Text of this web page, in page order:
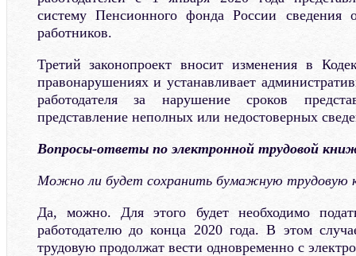
систему Пенсионного фонда России сведения
работников.
Третий законопроект вносит изменения в
правонарушениях и устанавливает
работодателя за нарушение сроков
представление неполных или недостоверных
Вопросы-ответы по электронной трудовой
Можно ли будет сохранить бумажную трудовую
Да, можно. Для этого будет необходимо
работодателю до конца 2020 года. В этом
трудовую продолжат вести одновременно с